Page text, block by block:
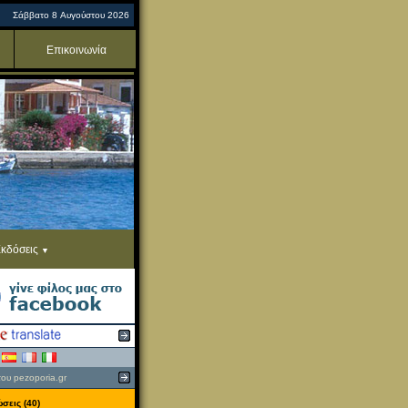
Σάββατο 8 Αυγούστου 2026
Επικοινωνία
pezoporia.gr
(40)